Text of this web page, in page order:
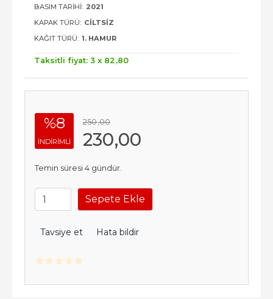
BASIM TARIHI: 2021
KAPAK TÜRÜ: CILTSIZ
KAĞIT TÜRÜ: 1. HAMUR
Taksitli fiyat: 3 x 82 ,80
%8
INDIRIMLI
250,00
230,00
Temin süresi 4 gündür.
Sepete Ekle
Tavsiye et Hata bildir